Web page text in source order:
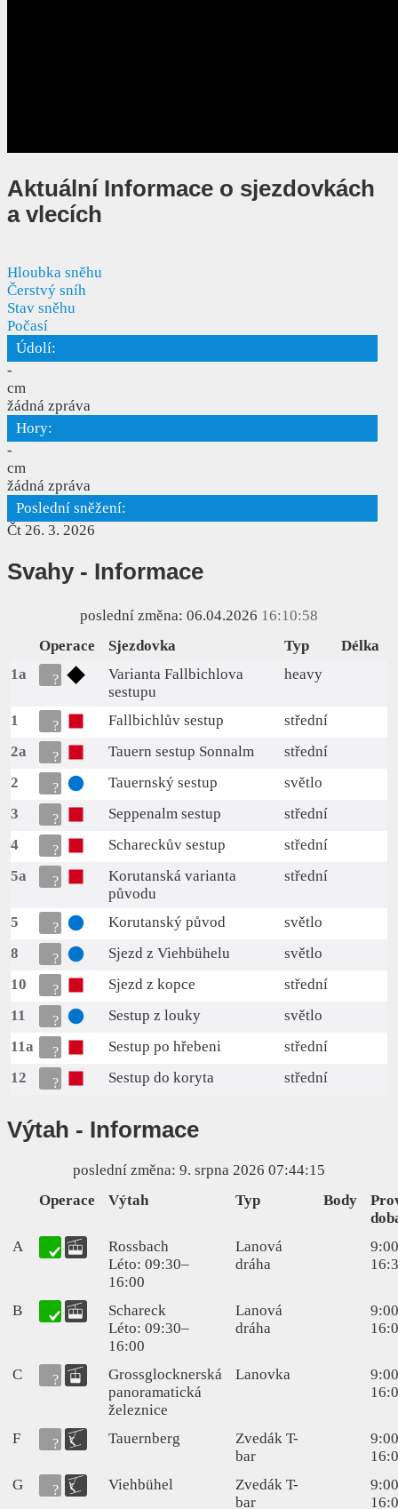
Aktuální Informace o sjezdovkách
a vlecích
Hloubka sněhu
Čerstvý sníh
Stav sněhu
Počasí
Údolí:
-
cm
žádná zpráva
Hory:
-
cm
žádná zpráva
Poslední sněžení:
Čt 26. 3. 2026
Svahy - Informace
poslední změna: 06.04.2026 16:10:58
Operace
Sjezdovka Typ
Délka
1a
Varianta Fallbichlova
sestupu
heavy
1 Fallbichlův sestup
střední
2a
Tauern sestup Sonnalm
střední
2
Tauernský sestup
světlo
3
Seppenalm sestup
střední
4
Schareckův sestup
střední
5a
Korutanská varianta
původu
střední
5 Korutanský původ
světlo
8
Sjezd z Viehbühelu
světlo
10
Sjezd z kopce
střední
11
Sestup z louky
světlo
11a
Sestup po hřebeni
střední
12
Sestup do koryta střední
Výtah - Informace
poslední změna: 9. srpna 2026 07:44:15
Operace
Výtah Typ Body
A
Rossbach
Léto: 09:30–
16:00
Lanová
dráha
B
Schareck
Léto: 09:30–
16:00
Lanová
dráha
C
Grossglocknerská
panoramatická
železnice
Lanovka
F Tauernberg
Zvedák T-
bar
G
Viehbühel
Zvedák T-
bar